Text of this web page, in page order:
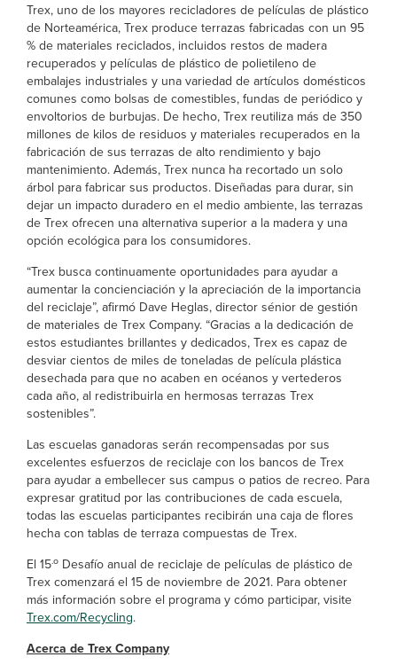
Trex, uno de los mayores recicladores de películas de plástico
de Norteamérica, Trex produce terrazas fabricadas con un 95
% de materiales reciclados, incluidos restos de madera
recuperados y películas de plástico de polietileno de
embalajes industriales y una variedad de artículos domésticos
comunes como bolsas de comestibles, fundas de periódico y
envoltorios de burbujas. De hecho, Trex reutiliza más de 350
millones de kilos de residuos y materiales recuperados en la
fabricación de sus terrazas de alto rendimiento y bajo
mantenimiento. Además, Trex nunca ha recortado un solo
árbol para fabricar sus productos. Diseñadas para durar, sin
dejar un impacto duradero en el medio ambiente, las terrazas
de Trex ofrecen una alternativa superior a la madera y una
opción ecológica para los consumidores.
“Trex busca continuamente oportunidades para ayudar a
aumentar la concienciación y la apreciación de la importancia
del reciclaje”, afirmó Dave Heglas, director sénior de gestión
de materiales de Trex Company. “Gracias a la dedicación de
estos estudiantes brillantes y dedicados, Trex es capaz de
desviar cientos de miles de toneladas de película plástica
desechada para que no acaben en océanos y vertederos
cada año, al redistribuirla en hermosas terrazas Trex
sostenibles”.
Las escuelas ganadoras serán recompensadas por sus
excelentes esfuerzos de reciclaje con los bancos de Trex
para ayudar a embellecer sus campus o patios de recreo. Para
expresar gratitud por las contribuciones de cada escuela,
todas las escuelas participantes recibirán una caja de flores
hecha con tablas de terraza compuestas de Trex.
El 15.o Desafío anual de reciclaje de películas de plástico de
Trex comenzará el 15 de noviembre de 2021. Para obtener
más información sobre el programa y cómo participar, visite
Trex.com/Recycling.
Acerca de Trex Company